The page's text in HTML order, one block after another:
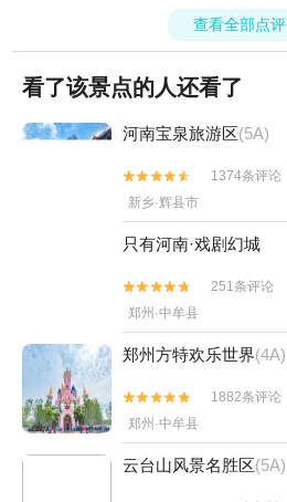
查看全部点评
看了该景点的人还看了
河南宝泉旅游区(5A)


1374条评论
新乡·辉县市
只有河南·戏剧幻城


251条评论
郑州·中牟县
郑州方特欢乐世界(4A)


1882条评论
郑州·中牟县
云台山风景名胜区(5A)